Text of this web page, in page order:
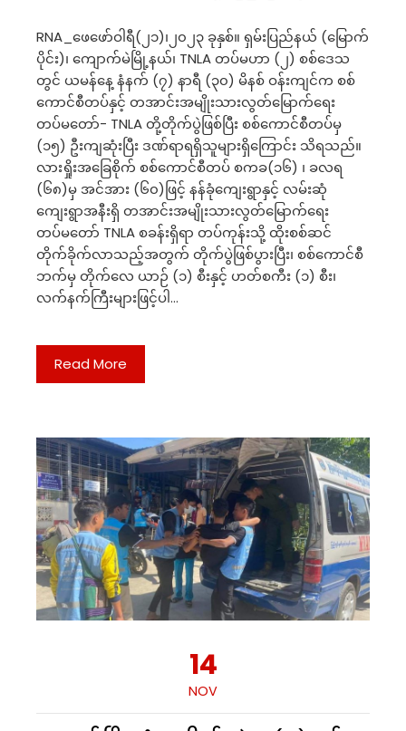
RNA_ဖေဖော်ဝါရီ(၂၁)၊၂၀၂၃ ခုနှစ်။ ရှမ်းပြည်နယ် (မြောက်
ပိုင်း)၊ ကျောက်မဲမြို့နယ်၊ TNLA တပ်မဟာ (၂) စစ်ဒေသ
တွင် ယမန်နေ့ နံနက် (၇) နာရီ (၃၀) မိနစ် ဝန်းကျင်က စစ်
ကောင်စီတပ်နှင့် တအာင်းအမျိုးသားလွတ်မြောက်ရေး
တပ်မတော်- TNLA တို့တိုက်ပွဲဖြစ်ပြီး စစ်ကောင်စီတပ်မှ
(၁၅) ဦးကျဆုံးပြီး ဒဏ်ရာရရှိသူများရှိကြောင်း သိရသည်။
လားရှိုးအခြေစိုက် စစ်ကောင်စီတပ် စကခ(၁၆) ၊ ခလရ
(၆၈)မှ အင်အား (၆၀)ဖြင့် နန်ခုံကျေးရွာနှင့် လမ်းဆုံ
ကျေးရွာအနီးရှိ တအာင်းအမျိုးသားလွတ်မြောက်ရေး
တပ်မတော် TNLA စခန်းရှိရာ တပ်ကုန်းသို့ ထိုးစစ်ဆင်
တိုက်ခိုက်လာသည့်အတွက် တိုက်ပွဲဖြစ်ပွားပြီး၊ စစ်ကောင်စီ
ဘက်မှ တိုက်လေ ယာဉ် (၁) စီးနှင့် ဟတ်စကီး (၁) စီး၊
လက်နက်ကြီးများဖြင့်ပါ…
Read More
14
NOV